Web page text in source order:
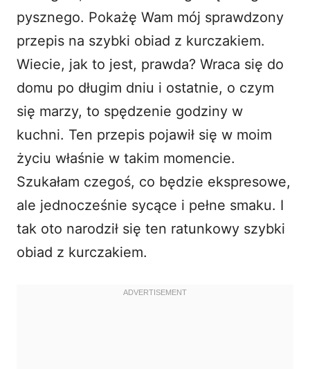
pysznego. Pokażę Wam mój sprawdzony
przepis na szybki obiad z kurczakiem.
Wiecie, jak to jest, prawda? Wraca się do
domu po długim dniu i ostatnie, o czym
się marzy, to spędzenie godziny w
kuchni. Ten przepis pojawił się w moim
życiu właśnie w takim momencie.
Szukałam czegoś, co będzie ekspresowe,
ale jednocześnie sycące i pełne smaku. I
tak oto narodził się ten ratunkowy szybki
obiad z kurczakiem.